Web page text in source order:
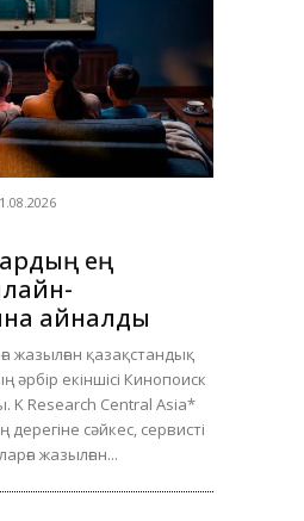
ең
айналды
жазылған қазақстандық
әрбір екіншісі Кинопоиск
K Research Central Asia*
дерегіне сәйкес, сервисті
жазылған...